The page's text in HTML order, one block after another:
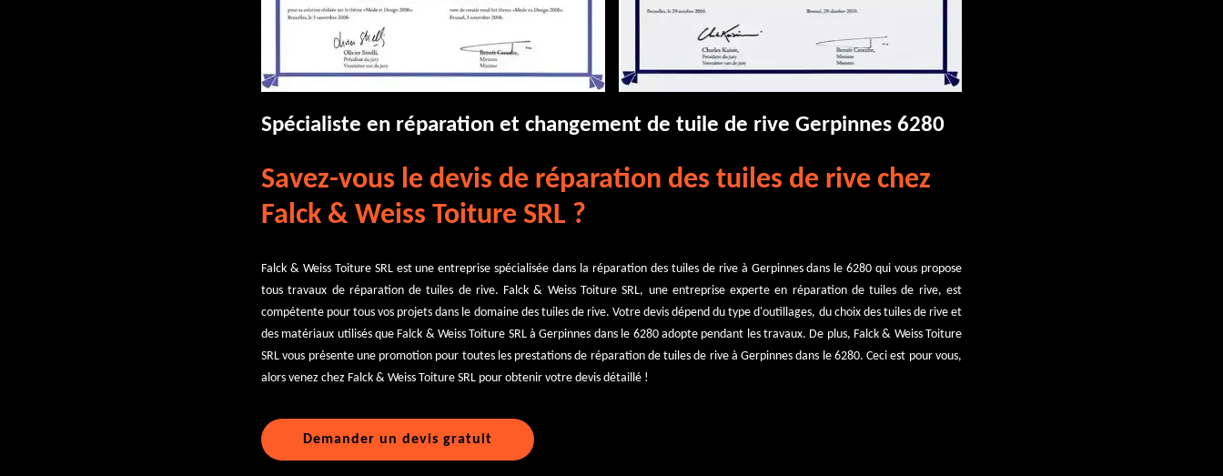
Spécialiste en réparation et changement de tuile de rive Gerpinnes 6280
Savez-vous le devis de réparation des tuiles de rive chez
Falck & Weiss Toiture SRL ?
Falck & Weiss Toiture SRL est une entreprise spécialisée dans la réparation des tuiles de rive à Gerpinnes dans le 6280 qui vous propose
tous travaux de réparation de tuiles de rive. Falck & Weiss Toiture SRL, une entreprise experte en réparation de tuiles de rive, est
compétente pour tous vos projets dans le domaine des tuiles de rive. Votre devis dépend du type d'outillages, du choix des tuiles de rive et
des matériaux utilisés que Falck & Weiss Toiture SRL à Gerpinnes dans le 6280 adopte pendant les travaux. De plus, Falck & Weiss Toiture
SRL vous présente une promotion pour toutes les prestations de réparation de tuiles de rive à Gerpinnes dans le 6280. Ceci est pour vous,
alors venez chez Falck & Weiss Toiture SRL pour obtenir votre devis détaillé !
Demander un devis gratuit